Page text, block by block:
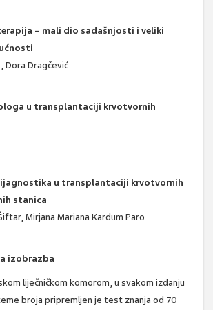
– mali dio sadašnjosti i veliki
Dora Dragčević
u transplantaciji krvotvornih
u transplantaciji krvotvornih
stanica
Mirjana Mariana Kardum Paro
izobrazba
liječničkom komorom, u svakom izdanju
broja pripremljen je test znanja od 70